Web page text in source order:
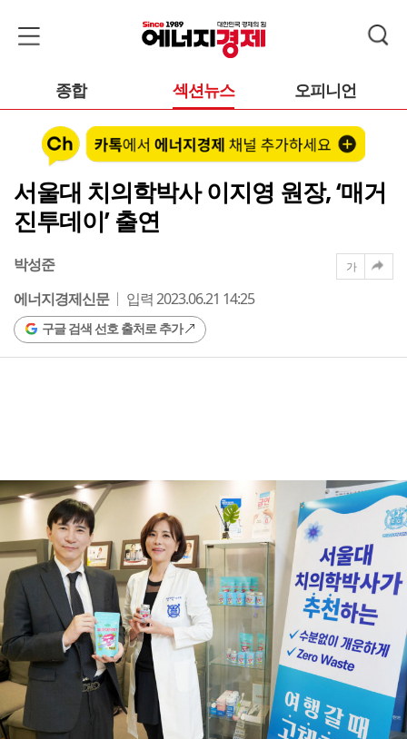
종합 섹션뉴스 오피니언
서울대 치의학박사 이지영 원장, ‘매거
진투데이’ 출연
박성준
에너지경제신문
입력 2023.06.21 14:25
구글 검색 선호 출처로 추가
가